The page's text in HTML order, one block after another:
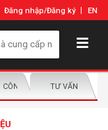
Đăng nhập/Đăng ký EN
LẮP ĐẶTTƯ VẤN